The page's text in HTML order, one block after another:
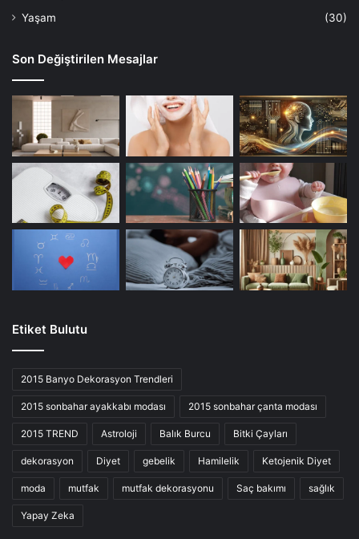
Yaşam
(30)
Son Değiştirilen Mesajlar
Etiket Bulutu
2015 Banyo Dekorasyon Trendleri
2015 sonbahar ayakkabı modası 2015 sonbahar çanta modası
2015 TREND Astroloji Balık Burcu Bitki Çayları
dekorasyon Diyet gebelik Hamilelik Ketojenik Diyet
moda mutfak mutfak dekorasyonu Saç bakımı sağlık
Yapay Zeka